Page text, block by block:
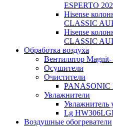
ESPERTO
Hisense
CLASSIC
Hisense
CLASSIC
Обработка воздуха
Вентилятор
Осушители
Очистители
PANASONIC
Увлажнители
Увлажнитель
Lg
Воздушные обогреватели